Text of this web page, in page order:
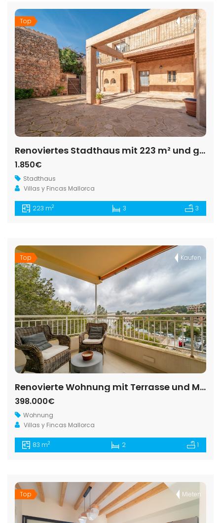
Top Mieten
Renoviertes Stadthaus mit 223 m² und großer Terrasse zur Miete in Es Llombards
1.850€
Stadthaus
Villas y Fincas Mallorca
223 m2 3 3
Top Kaufen
Renovierte Wohnung mit Terrasse und Meerblick in Portopetro
398.000€
Wohnung
Villas y Fincas Mallorca
83 m2 2 1
Top Mieten